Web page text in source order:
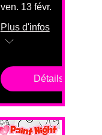
ven. 13 févr.
Plus d'infos
Détails